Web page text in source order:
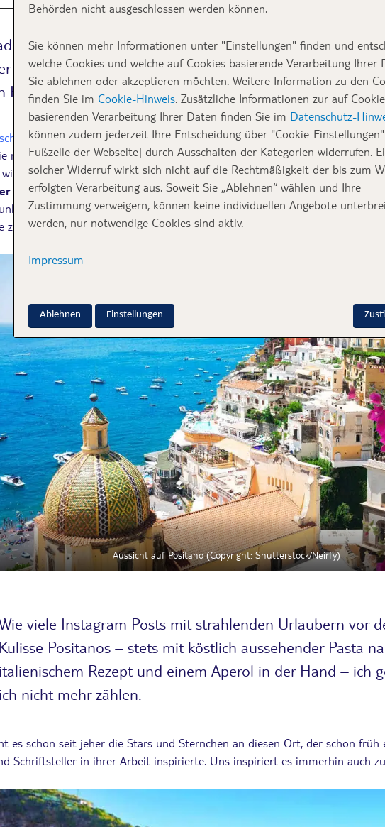
Augen und Ohren offenhält, wird sehen, dass es sich
gerade an der Amalfiküste gut gehen lassen. TUI
Hotspot in Italien vor und zeigt euch, wo ihr am
Amalfiküstezählt wohl zu den schönsten Küstenabstreifen der Welt
malerische Landschaft mit seinen Küstenhängen, duftenden
dem sicher nicht wiedersprechen. Hinzu kommen die vielen bekannten
Amalfi. Diese sind für ihre Hänge voller bunter herrschaftlicher Villen,
und Fotospots sowie Restaurants und Cafés bekannt. In den letzten
zu einem der beliebtesten Urlaubsziele für viele Prominente, Reiseblogger
Aussicht auf Positano (Copyright: Shutterstock/Neirfy)
viele Instagram Posts mit strahlenden Urlaubern vor
Kulisse Positanos – stets mit köstlich aussehender Pasta
italienischem Rezept und einem Aperol in der Hand – ich
ich nicht mehr zählen.
es schon seit jeher die Stars und Sternchen an diesen Ort, der schon früh
Schriftsteller in ihrer Arbeit inspirierte. Uns inspiriert es immerhin auch
Behörden nicht ausgeschlossen werden können.
Sie können mehr Informationen unter "Einstellungen" finden und
welche Cookies und welche auf Cookies basierende Verarbeitung Ihrer
Sie ablehnen oder akzeptieren möchten. Weitere Information zu den
finden Sie im Cookie-Hinweis. Zusätzliche Informationen zur auf
basierenden Verarbeitung Ihrer Daten finden Sie im Datenschutz-
können zudem jederzeit Ihre Entscheidung über "Cookie-
Fußzeile der Webseite] durch Ausschalten der Kategorien widerrufen.
solcher Widerruf wirkt sich nicht auf die Rechtmäßigkeit der bis zum
erfolgten Verarbeitung aus. Soweit Sie „Ablehnen“ wählen und Ihre
Zustimmung verweigern, können keine individuellen Angebote
werden, nur notwendige Cookies sind aktiv.
Impressum
Ablehnen Einstellungen